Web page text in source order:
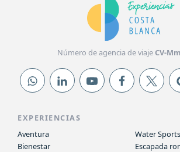
Número de agencia de viajeCV-
EXPERIENCIAS
Aventura
Bienestar
Water Sports
Escapada